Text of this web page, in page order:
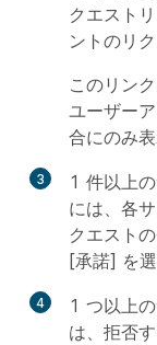
クエスト
ントのリ
このリン
ユーザー
合にのみ表
3
1 件以上
には、各
クエスト
[承諾] を選
4
1 つ以上
は、拒否